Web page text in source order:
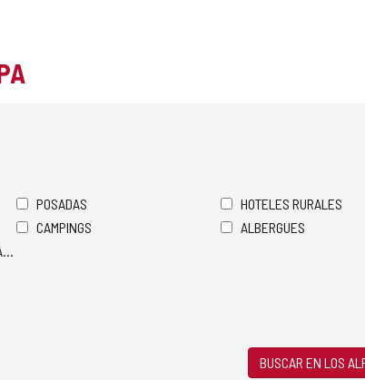
POSADAS
HOTELES RURALES
CAMPINGS
ALBERGUES
BUSCAR EN LOS